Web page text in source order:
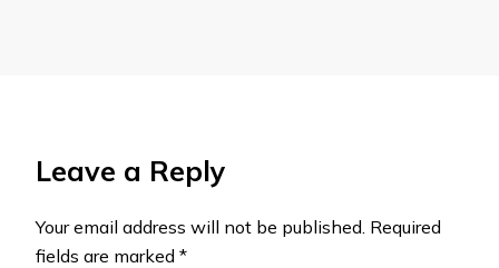
Leave a Reply
Your email address will not be published. Required
fields are marked *